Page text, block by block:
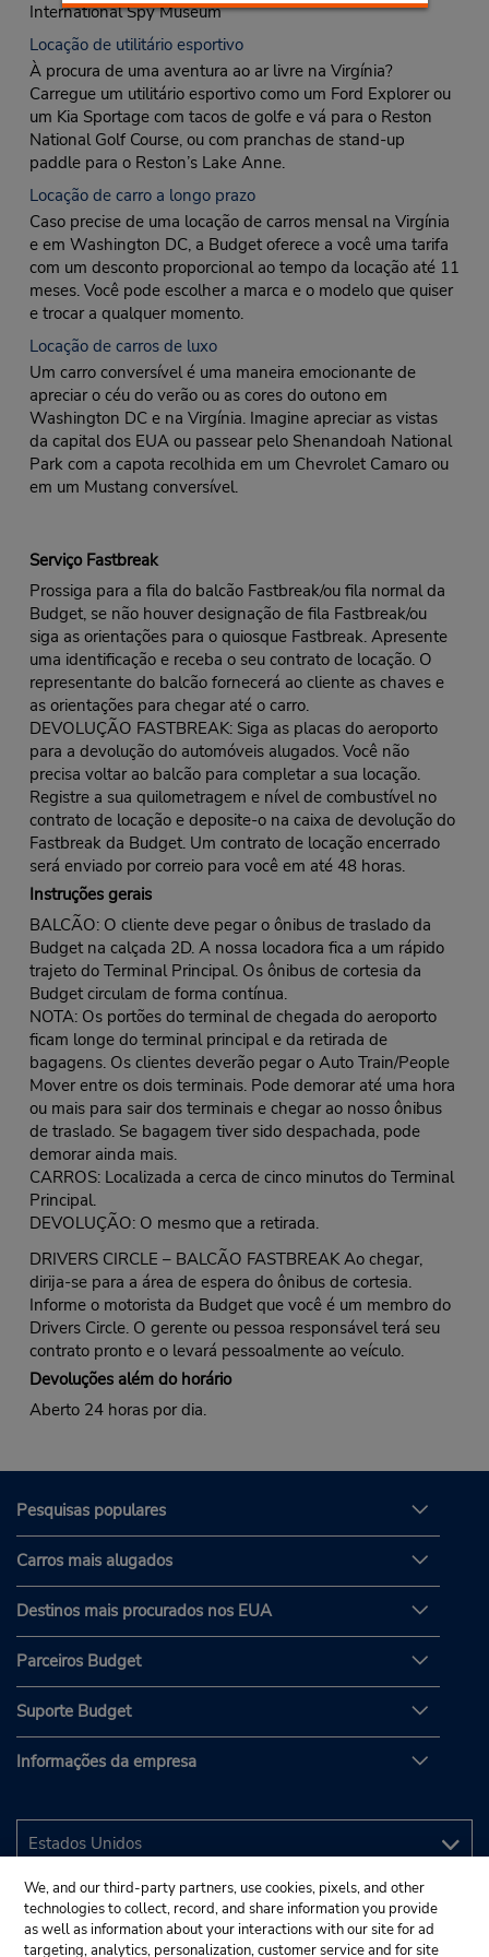
International Spy Museum
Locação de utilitário esportivo
À procura de uma aventura ao ar livre na Virgínia?
Carregue um utilitário esportivo como um Ford Explorer ou
um Kia Sportage com tacos de golfe e vá para o Reston
National Golf Course, ou com pranchas de stand-up
paddle para o Reston’s Lake Anne.
Locação de carro a longo prazo
Caso precise de uma locação de carros mensal na Virgínia
e em Washington DC, a Budget oferece a você uma tarifa
com um desconto proporcional ao tempo da locação até 11
meses. Você pode escolher a marca e o modelo que quiser
e trocar a qualquer momento.
Locação de carros de luxo
Um carro conversível é uma maneira emocionante de
apreciar o céu do verão ou as cores do outono em
Washington DC e na Virgínia. Imagine apreciar as vistas
da capital dos EUA ou passear pelo Shenandoah National
Park com a capota recolhida em um Chevrolet Camaro ou
em um Mustang conversível.
Serviço Fastbreak
Prossiga para a fila do balcão Fastbreak/ou fila normal da
Budget, se não houver designação de fila Fastbreak/ou
siga as orientações para o quiosque Fastbreak. Apresente
uma identificação e receba o seu contrato de locação. O
representante do balcão fornecerá ao cliente as chaves e
as orientações para chegar até o carro.
DEVOLUÇÃO FASTBREAK: Siga as placas do aeroporto
para a devolução do automóveis alugados. Você não
precisa voltar ao balcão para completar a sua locação.
Registre a sua quilometragem e nível de combustível no
contrato de locação e deposite-o na caixa de devolução do
Fastbreak da Budget. Um contrato de locação encerrado
será enviado por correio para você em até 48 horas.
Instruções gerais
BALCÃO: O cliente deve pegar o ônibus de traslado da
Budget na calçada 2D. A nossa locadora fica a um rápido
trajeto do Terminal Principal. Os ônibus de cortesia da
Budget circulam de forma contínua.
NOTA: Os portões do terminal de chegada do aeroporto
ficam longe do terminal principal e da retirada de
bagagens. Os clientes deverão pegar o Auto Train/People
Mover entre os dois terminais. Pode demorar até uma hora
ou mais para sair dos terminais e chegar ao nosso ônibus
de traslado. Se bagagem tiver sido despachada, pode
demorar ainda mais.
CARROS: Localizada a cerca de cinco minutos do Terminal
Principal.
DEVOLUÇÃO: O mesmo que a retirada.
DRIVERS CIRCLE – BALCÃO FASTBREAK Ao chegar,
dirija-se para a área de espera do ônibus de cortesia.
Informe o motorista da Budget que você é um membro do
Drivers Circle. O gerente ou pessoa responsável terá seu
contrato pronto e o levará pessoalmente ao veículo.
Devoluções além do horário
Aberto 24 horas por dia.
Pesquisas populares
Carros mais alugados
Destinos mais procurados nos EUA
Parceiros Budget
Suporte Budget
Informações da empresa
We, and our third-party partners, use cookies, pixels, and other
technologies to collect, record, and share information you provide
as well as information about your interactions with our site for ad
targeting, analytics, personalization, customer service and for site